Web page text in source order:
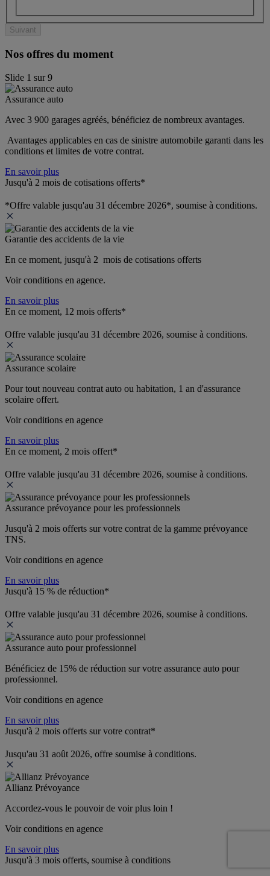
Suivant
Nos offres du moment
Slide 1 sur9
Assurance auto
Avec 3 900 garages agréés, bénéficiez de nombreux avantages.
Avantages applicables en cas de sinistre automobile garanti dans les
conditions et limites de votre contrat.
En savoir plus
Jusqu'à 2 mois de cotisations offerts*
*Offre valable jusqu'au 31 décembre 2026*, soumise à conditions.
Garantie des accidents de la vie
En ce moment, jusqu'à 2  mois de cotisations offerts
Voir conditions en agence.
En savoir plus
En ce moment, 12 mois offerts*
Offre valable jusqu'au 31 décembre 2026, soumise à conditions.
Assurance scolaire
Pour tout nouveau contrat auto ou habitation, 1 an d'assurance
scolaire offert.
Voir conditions en agence
En savoir plus
En ce moment, 2 mois offert*
Offre valable jusqu'au 31 décembre 2026, soumise à conditions.
Assurance prévoyance pour les professionnels
Jusqu'à 2 mois offerts sur votre contrat de la gamme prévoyance
TNS.
Voir conditions en agence
En savoir plus
Jusqu'à 15 % de réduction*
Offre valable jusqu'au 31 décembre 2026, soumise à conditions.
Assurance auto pour professionnel
Bénéficiez de 15% de réduction sur votre assurance auto pour
professionnel.
Voir conditions en agence
En savoir plus
Jusqu'à 2 mois offerts sur votre contrat*
Jusqu'au 31 août 2026, offre soumise à conditions.
Allianz Prévoyance
Accordez-vous le pouvoir de voir plus loin !
Voir conditions en agence
En savoir plus
Jusqu'à 3 mois offerts, soumise à conditions